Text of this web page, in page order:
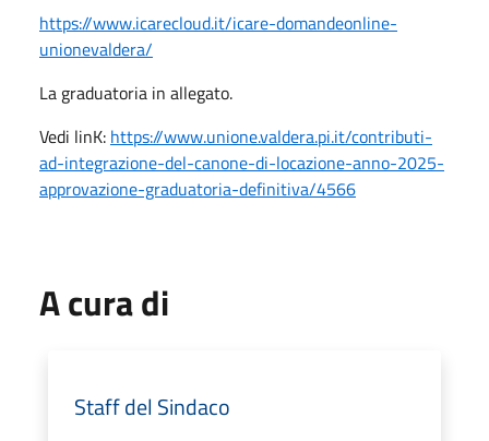
https://www.icarecloud.it/icare-domandeonline-
unionevaldera/
La graduatoria in allegato.
Vedi linK: https://www.unione.valdera.pi.it/contributi-
ad-integrazione-del-canone-di-locazione-anno-2025-
approvazione-graduatoria-definitiva/4566
A cura di
Staff del Sindaco